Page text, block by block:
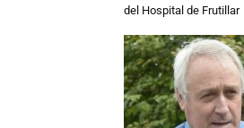
del Hospital de Frutillar